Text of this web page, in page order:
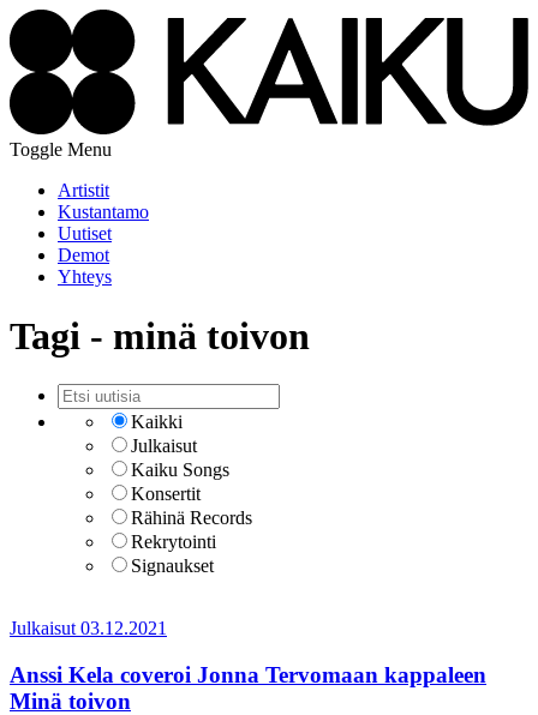
Toggle Menu
Artistit
Kustantamo
Uutiset
Demot
Yhteys
Tagi - minä toivon
Kaikki
Julkaisut
Kaiku Songs
Konsertit
Rähinä Records
Rekrytointi
Signaukset
Julkaisut 03.12.2021
Anssi Kela coveroi Jonna Tervomaan kappaleen
Minä toivon